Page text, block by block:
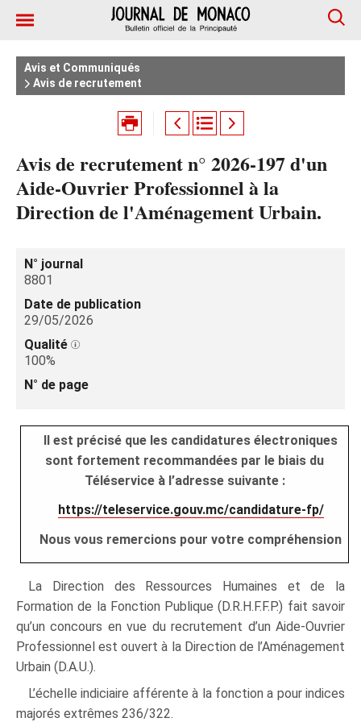
Avis et Communiqués
Avis de recrutement
Avis de recrutement n° 2026-197 d'un
Aide-Ouvrier Professionnel à la
Direction de l'Aménagement Urbain.
N° journal
8801
Date de publication
29/05/2026
Qualité
100%
N° de page
Il est précisé que les candidatures électroniques
sont fortement recommandées par le biais du
Téléservice à l’adresse suivante :
https://teleservice.gouv.mc/candidature-fp/
Nous vous remercions pour votre compréhension
La Direction des Ressources Humaines et de la
Formation de la Fonction Publique (D.R.H.F.F.P.) fait savoir
qu’un concours en vue du recrutement d’un Aide-Ouvrier
Professionnel est ouvert à la Direction de l’Aménagement
Urbain (D.A.U.).
L’échelle indiciaire afférente à la fonction a pour indices
majorés extrêmes 236/322.